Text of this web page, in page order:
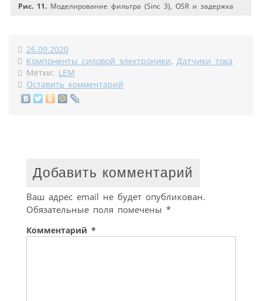
Рис. 11. Моделирование фильтра (Sinc 3), OSR и задержка
26.09.2020
Компоненты силовой электроники, Датчики тока
Метки: LEM
Оставить комментарий
Добавить комментарий
Ваш адрес email не будет опубликован.
Обязательные поля помечены *
Комментарий *